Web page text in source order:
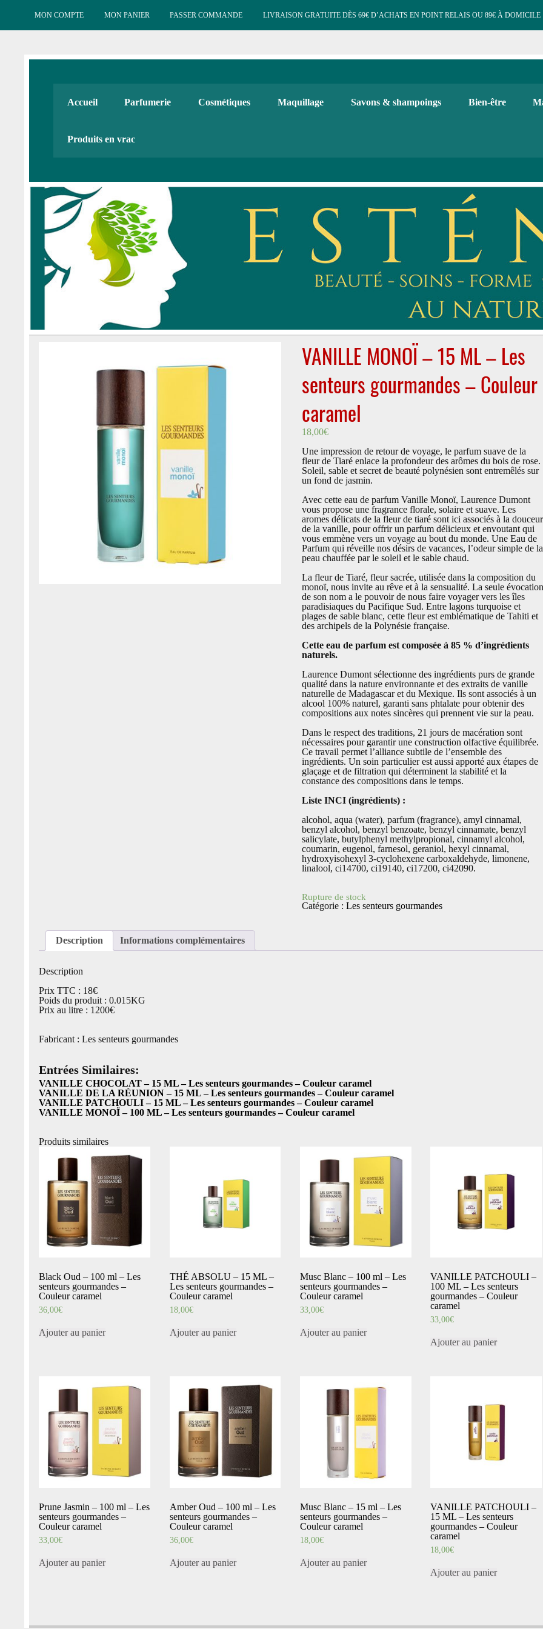
MON COMPTE MON PANIER PASSER COMMANDE LIVRAISON GRATUITE DÈS 69€ D’ACHATS EN POINT RELAIS OU 89€ À DOMICILE
Esténat : Parfumerie cosmétiques
Accueil
Parfumerie Cosmétiques Maquillage Savons & shampoings Bien-être
Produits en vrac
VANILLE MONOÏ – 15 ML – Les
senteurs gourmandes – Couleur
caramel
18,00€
Une impression de retour de voyage, le parfum suave de la
fleur de Tiaré enlace la profondeur des arômes du bois de rose.
Soleil, sable et secret de beauté polynésien sont entremêlés sur
un fond de jasmin.
Avec cette eau de parfum Vanille Monoï, Laurence Dumont
vous propose une fragrance florale, solaire et suave. Les
aromes délicats de la fleur de tiaré sont ici associés à la douceur
de la vanille, pour offrir un parfum délicieux et envoutant qui
vous emmène vers un voyage au bout du monde. Une Eau de
Parfum qui réveille nos désirs de vacances, l’odeur simple de la
peau chauffée par le soleil et le sable chaud.
La fleur de Tiaré, fleur sacrée, utilisée dans la composition du
monoï, nous invite au rêve et à la sensualité. La seule évocation
de son nom a le pouvoir de nous faire voyager vers les îles
paradisiaques du Pacifique Sud. Entre lagons turquoise et
plages de sable blanc, cette fleur est emblématique de Tahiti et
des archipels de la Polynésie française.
Cette eau de parfum est composée à 85 % d’ingrédients
naturels.
Laurence Dumont sélectionne des ingrédients purs de grande
qualité dans la nature environnante et des extraits de vanille
naturelle de Madagascar et du Mexique. Ils sont associés à un
alcool 100% naturel, garanti sans phtalate pour obtenir des
compositions aux notes sincères qui prennent vie sur la peau.
Dans le respect des traditions, 21 jours de macération sont
nécessaires pour garantir une construction olfactive équilibrée.
Ce travail permet l’alliance subtile de l’ensemble des
ingrédients. Un soin particulier est aussi apporté aux étapes de
glaçage et de filtration qui déterminent la stabilité et la
constance des compositions dans le temps.
Liste INCI (ingrédients) :
alcohol, aqua (water), parfum (fragrance), amyl cinnamal,
benzyl alcohol, benzyl benzoate, benzyl cinnamate, benzyl
salicylate, butylphenyl methylpropional, cinnamyl alcohol,
coumarin, eugenol, farnesol, geraniol, hexyl cinnamal,
hydroxyisohexyl 3-cyclohexene carboxaldehyde, limonene,
linalool, ci14700, ci19140, ci17200, ci42090.
Rupture de stock
Catégorie : Les senteurs gourmandes
Description Informations complémentaires
Description
Prix TTC : 18€
Poids du produit : 0.015KG
Prix au litre : 1200€
Fabricant : Les senteurs gourmandes
Entrées Similaires:
VANILLE CHOCOLAT – 15 ML – Les senteurs gourmandes – Couleur caramel
VANILLE DE LA RÉUNION – 15 ML – Les senteurs gourmandes – Couleur caramel
VANILLE PATCHOULI – 15 ML – Les senteurs gourmandes – Couleur caramel
VANILLE MONOÏ – 100 ML – Les senteurs gourmandes – Couleur caramel
Produits similaires
Black Oud – 100 ml – Les
senteurs gourmandes –
Couleur caramel
36,00€
Ajouter au panier
THÉ ABSOLU – 15 ML –
Les senteurs gourmandes –
Couleur caramel
18,00€
Ajouter au panier
Musc Blanc – 100 ml – Les
senteurs gourmandes –
Couleur caramel
33,00€
Ajouter au panier
VANILLE PATCHOULI –
100 ML – Les senteurs
gourmandes – Couleur
caramel
33,00€
Ajouter au panier
Prune Jasmin – 100 ml – Les
senteurs gourmandes –
Couleur caramel
33,00€
Ajouter au panier
Amber Oud – 100 ml – Les
senteurs gourmandes –
Couleur caramel
36,00€
Ajouter au panier
Musc Blanc – 15 ml – Les
senteurs gourmandes –
Couleur caramel
18,00€
Ajouter au panier
VANILLE PATCHOULI –
15 ML – Les senteurs
gourmandes – Couleur
caramel
18,00€
Ajouter au panier